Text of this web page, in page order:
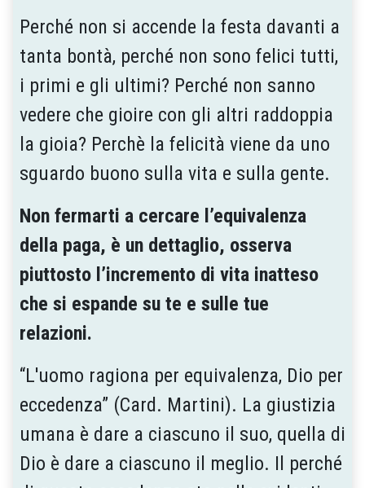
Perché non si accende la festa davanti a
tanta bontà, perché non sono felici tutti,
i primi e gli ultimi? Perché non sanno
vedere che gioire con gli altri raddoppia
la gioia? Perchè la felicità viene da uno
sguardo buono sulla vita e sulla gente.
Non fermarti a cercare l’equivalenza
della paga, è un dettaglio, osserva
piuttosto l’incremento di vita inatteso
che si espande su te e sulle tue
relazioni.
“L'uomo ragiona per equivalenza, Dio per
eccedenza” (Card. Martini). La giustizia
umana è dare a ciascuno il suo, quella di
Dio è dare a ciascuno il meglio. Il perché